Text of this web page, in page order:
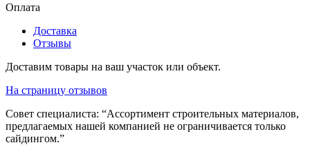
Оплата
Доставка
Отзывы
Доставим товары на ваш участок или объект.
На страницу отзывов
Совет специалиста: “Ассортимент строительных материалов,
предлагаемых нашей компанией не ограничивается только
сайдингом.”